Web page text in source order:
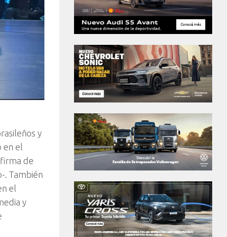
y
en el
de
. También
el
y